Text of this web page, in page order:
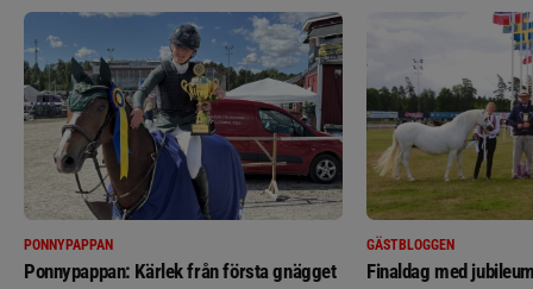
PONNYPAPPAN
Ponnypappan: Kärlek från första gnägget
GÄSTBLOGGEN
Finaldag med